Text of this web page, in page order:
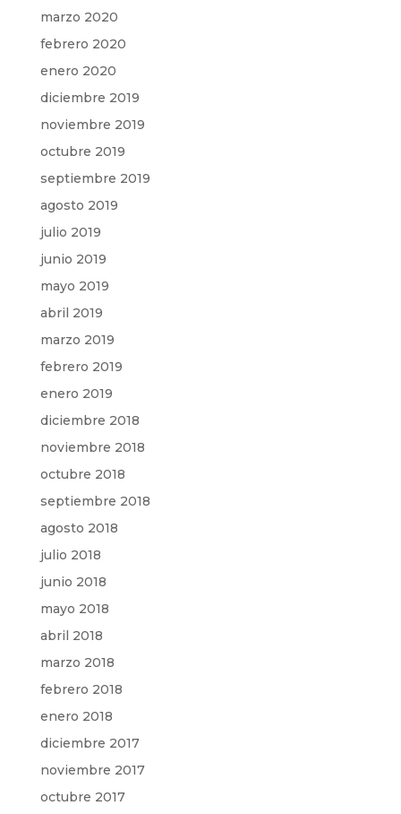
marzo 2020
febrero 2020
enero 2020
diciembre 2019
noviembre 2019
octubre 2019
septiembre 2019
agosto 2019
julio 2019
junio 2019
mayo 2019
abril 2019
marzo 2019
febrero 2019
enero 2019
diciembre 2018
noviembre 2018
octubre 2018
septiembre 2018
agosto 2018
julio 2018
junio 2018
mayo 2018
abril 2018
marzo 2018
febrero 2018
enero 2018
diciembre 2017
noviembre 2017
octubre 2017